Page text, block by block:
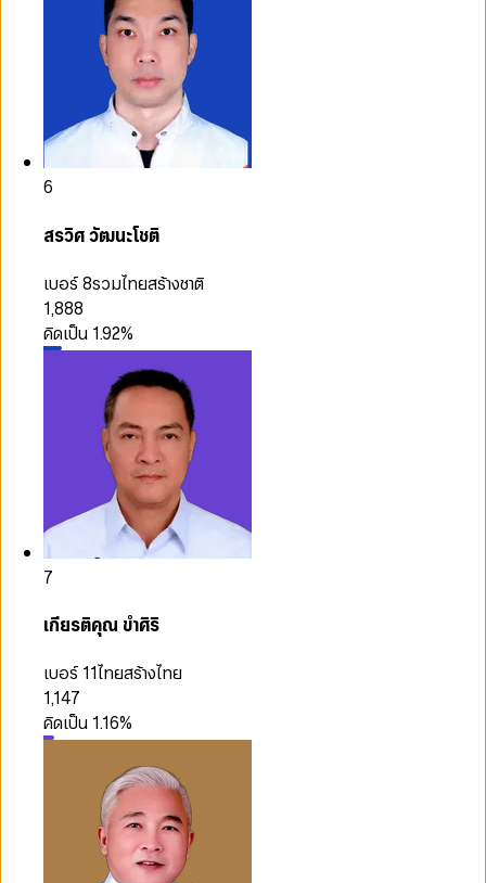
6
สรวิศ วัฒนะโชติ
เบอร์ 8รวมไทยสร้างชาติ
1,888
คิดเป็น 1.92%
7
เกียรติคุณ ขำศิริ
เบอร์ 11ไทยสร้างไทย
1,147
คิดเป็น 1.16%